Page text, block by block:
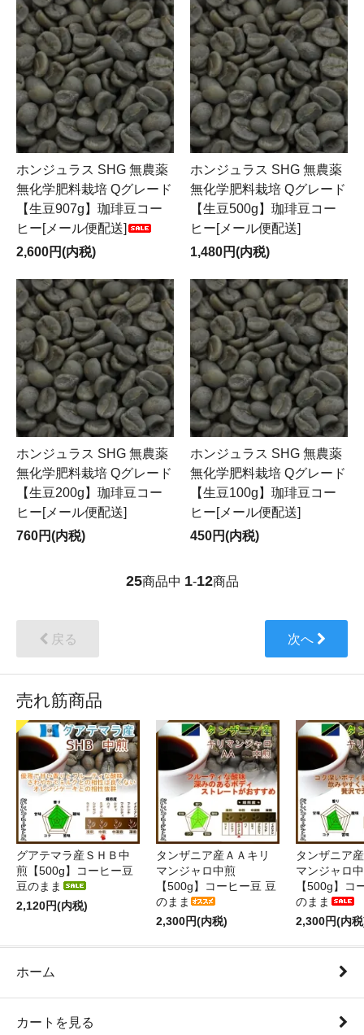
ホンジュラス SHG 無農薬
無化学肥料栽培 Qグレード
【生豆907g】珈琲豆コー
ヒー[メール便配送]
2,600円(内税)
ホンジュラス SHG 無農薬
無化学肥料栽培 Qグレード
【生豆500g】珈琲豆コー
ヒー[メール便配送]
1,480円(内税)
ホンジュラス SHG 無農薬
無化学肥料栽培 Qグレード
【生豆200g】珈琲豆コー
ヒー[メール便配送]
760円(内税)
ホンジュラス SHG 無農薬
無化学肥料栽培 Qグレード
【生豆100g】珈琲豆コー
ヒー[メール便配送]
450円(内税)
25商品中 1-12商品
戻る 次へ
売れ筋商品
グアテマラ産ＳＨＢ中
煎【500g】コーヒー豆
豆のまま
2,120円(内税)
タンザニア産ＡＡキリ
マンジャロ中煎
【500g】コーヒー豆 豆
のまま
2,300円(内税)
タンザニア
マンジャロ
【500g】コ
のまま
2,300円(内
ホーム
カートを見る